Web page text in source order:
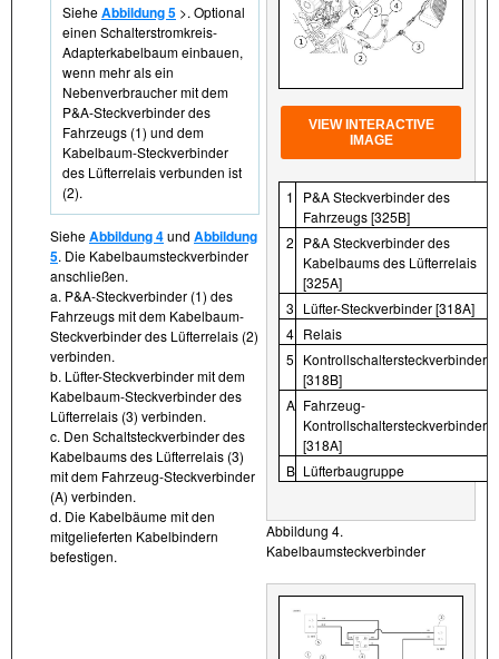
SieheAbbildung 5 >. Optional
einen Schalterstromkreis-
Adapterkabelbaum einbauen,
wenn mehr als ein
Nebenverbraucher mit dem
P&A-Steckverbinder des
Fahrzeugs (1) und dem
Kabelbaum-Steckverbinder
des Lüfterrelais verbunden ist
(2).
SieheAbbildung 4und Abbildung
5. Die Kabelbaumsteckverbinder
anschließen.
a. P&A-Steckverbinder (1) des
Fahrzeugs mit dem Kabelbaum-
Steckverbinder des Lüfterrelais (2)
verbinden.
b. Lüfter-Steckverbinder mit dem
Kabelbaum-Steckverbinder des
Lüfterrelais (3) verbinden.
c. Den Schaltsteckverbinder des
Kabelbaums des Lüfterrelais (3)
mit dem Fahrzeug-Steckverbinder
(A) verbinden.
d. Die Kabelbäume mit den
mitgelieferten Kabelbindern
befestigen.
VIEW INTERACTIVE
IMAGE
1
P&A Steckverbinder des
Fahrzeugs [325B]
2 P&A Steckverbinder des
Kabelbaums des Lüfterrelais
[325A]
3 Lüfter-Steckverbinder [318A]
4 Relais
5 Kontrollschaltersteckverbinder
[318B]
A Fahrzeug-
Kontrollschaltersteckverbinder
[318A]
B Lüfterbaugruppe
Abbildung 4.
Kabelbaumsteckverbinder